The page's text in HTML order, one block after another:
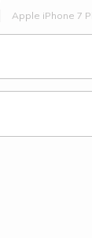
Apple iPhone 7